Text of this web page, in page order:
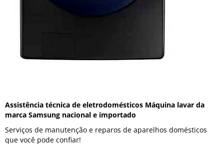
Assistência técnica de eletrodomésticos Máquina lavar da
marca Samsung nacional e importado
Serviços de manutenção e reparos de aparelhos domésticos
que você pode confiar!